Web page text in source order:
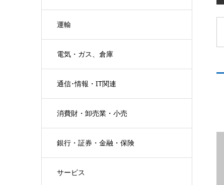
運輸
電気・ガス、倉庫
通信･情報・IT関連
消費財・卸売業・小売
銀行・証券・金融・保険
サービス